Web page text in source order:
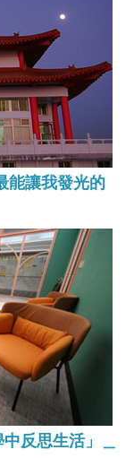
能讓我發光的
反思生活」＿